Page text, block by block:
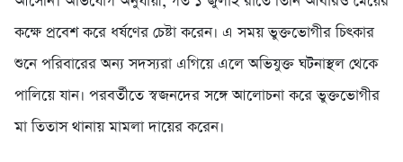
কক্ষে প্রবেশ করে ধর্ষণের চেষ্টা করেন। এ সময় ভুক্তভোগীর চিৎকার
শুনে পরিবারের অন্য সদস্যরা এগিয়ে এলে অভিযুক্ত ঘটনাস্থল থেকে
পালিয়ে যান। পরবর্তীতে স্বজনদের সঙ্গে আলোচনা করে ভুক্তভোগীর
মা তিতাস থানায় মামলা দায়ের করেন।